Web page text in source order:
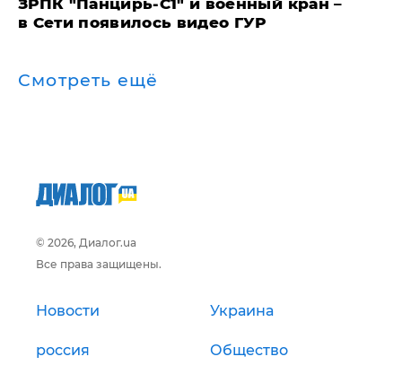
ЗРПК "Панцирь-С1" и военный кран –
в Сети появилось видео ГУР
Смотреть ещё
© 2026, Диалог.ua
Все права защищены.
Новости Украина
россия Общество